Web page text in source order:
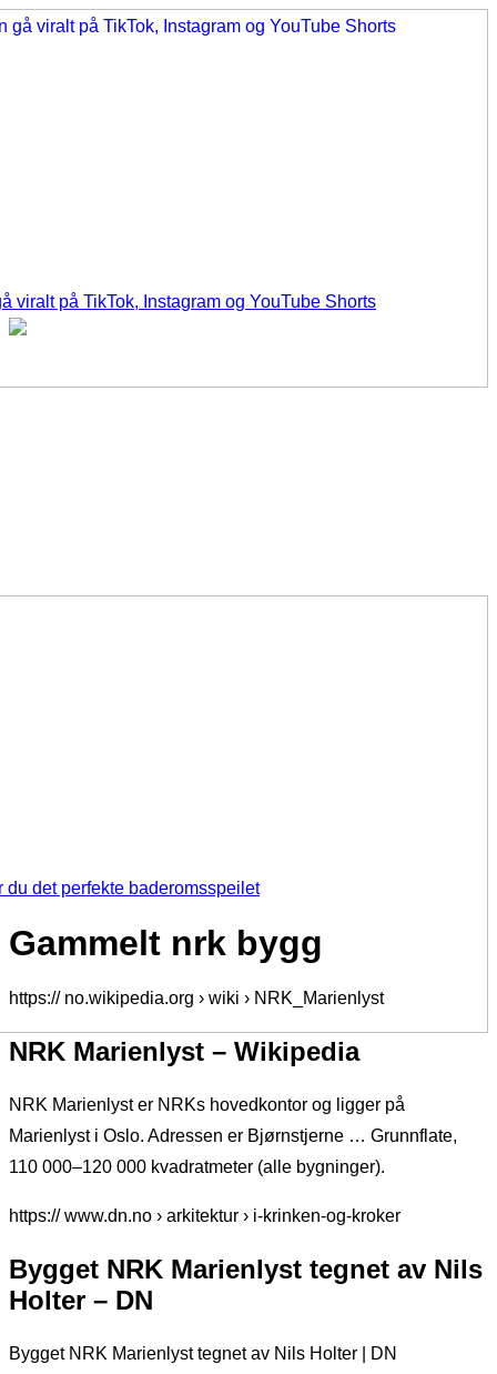
viralt på TikTok, Instagram og YouTube Shorts
du det perfekte baderomsspeilet
Gammelt nrk bygg
https:// no.wikipedia.org › wiki › NRK_Marienlyst
NRK Marienlyst – Wikipedia
NRK Marienlyst er NRKs hovedkontor og ligger på
Marienlyst i Oslo. Adressen er Bjørnstjerne … Grunnflate,
110 000–120 000 kvadratmeter (alle bygninger).
https:// www.dn.no › arkitektur › i-krinken-og-kroker
Bygget NRK Marienlyst tegnet av Nils
Holter – DN
Bygget NRK Marienlyst tegnet av Nils Holter | DN